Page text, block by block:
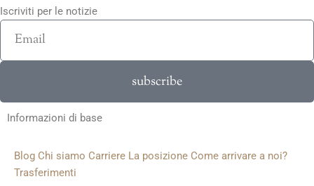
Iscriviti per le notizie
Email
subscribe
Informazioni di base
Blog Chi siamo Carriere La posizione Come arrivare a noi?
Trasferimenti